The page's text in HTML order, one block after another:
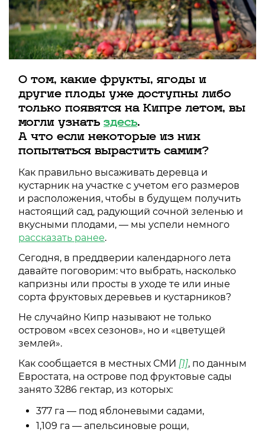
О том, какие фрукты, ягоды и
другие плоды уже доступны либо
только появятся на Кипре летом, вы
могли узнать здесь.
А что если некоторые из них
попытаться вырастить самим?
Как правильно высаживать деревца и
кустарник на участке с учетом его размеров
и расположения, чтобы в будущем получить
настоящий сад, радующий сочной зеленью и
вкусными плодами, — мы успели немного
рассказать ранее.
Сегодня, в преддверии календарного лета
давайте поговорим: что выбрать, насколько
капризны или просты в уходе те или иные
сорта фруктовых деревьев и кустарников?
Не случайно Кипр называют не только
островом «всех сезонов», но и «цветущей
землей».
Как сообщается в местных СМИ [1], по данным
Евростата, на острове под фруктовые сады
занято 3286 гектар, из которых:
377 га — под яблоневыми садами,
1,109 га — апельсиновые рощи,